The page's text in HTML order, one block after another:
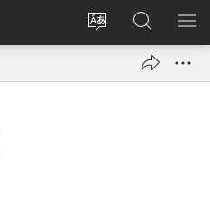
Změnit
stránek
Přihlásit
se
Hledat
na
JW.ORG